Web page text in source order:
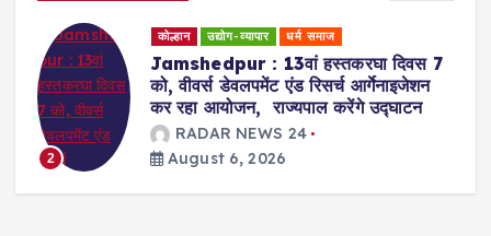
कोल्हान शिक्षा जगत साक्षात्कार
Jamshedpur : ग्रेजुएट महाविद्यालय में
कानूनी जागरुकता शिविर का आयोजन, डालसा
सचिव ने की शिरकत, कानून से रू व रू हुईं
छात्राएं
RADAR NEWS 24